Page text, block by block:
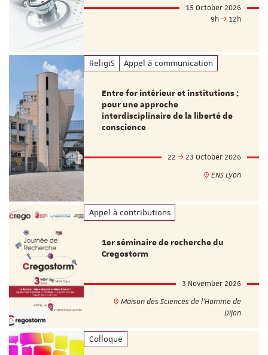
15 October 2026
9h
12h
ReligiS Appel à communication
Entre for intérieur et institutions :
pour une approche
interdisciplinaire de la liberté de
conscience
22
23 October 2026
ENS Lyon
Appel à contributions
1er séminaire de recherche du
Cregostorm
3 November 2026
Maison des Sciences de l'Homme de
Dijon
Colloque